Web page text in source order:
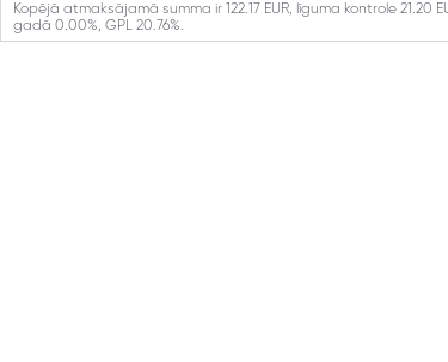
Kopējā atmaksājamā summa ir 122.17 EUR, līguma kontrole 21.20
gadā 0.00%, GPL 20.76%.